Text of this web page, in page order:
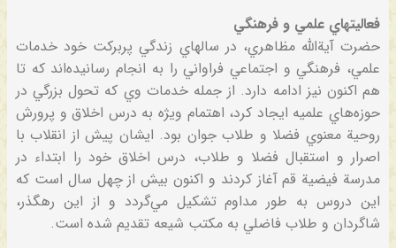
فعاليتهاي‌ علمي‌ و فرهنگي‌
حضرت‌ آية‌الله‌ مظاهري‌، در سالهاي‌ زندگي‌ پربركت‌ خود خدمات‌
علمي‌، فرهنگي‌ و اجتماعي‌ فراواني‌ را به‌ انجام‌ رسانيده‌اند كه‌ تا
هم‌ اكنون‌ نيز ادامه‌ دارد. از جمله‌ خدمات‌ وي‌ كه‌ تحول‌ بزرگي‌ در
حوزه‌هاي‌ علميه‌ ايجاد كرد، اهتمام‌ ويژه‌ به‌ درس‌ اخلاق‌ و پرورش‌
روحية‌ معنوي‌ فضلا و طلاب‌ جوان‌ بود. ايشان‌ پيش‌ از انقلاب‌ با
اصرار و استقبال‌ فضلا و طلاب‌، درس‌ اخلاق‌ خود را ابتداء در
مدرسة‌ فيضية‌ قم‌ آغاز كردند و اكنون‌ بيش‌ از چهل‌ سال‌ است‌ كه‌
اين‌ دروس‌ به‌ طور مداوم‌ تشكيل‌ مي‌گردد و از اين‌ رهگذر،
شاگردان‌ و طلاب‌ فاضلي‌ به‌ مكتب‌ شيعه‌ تقديم‌ شده‌ است‌.